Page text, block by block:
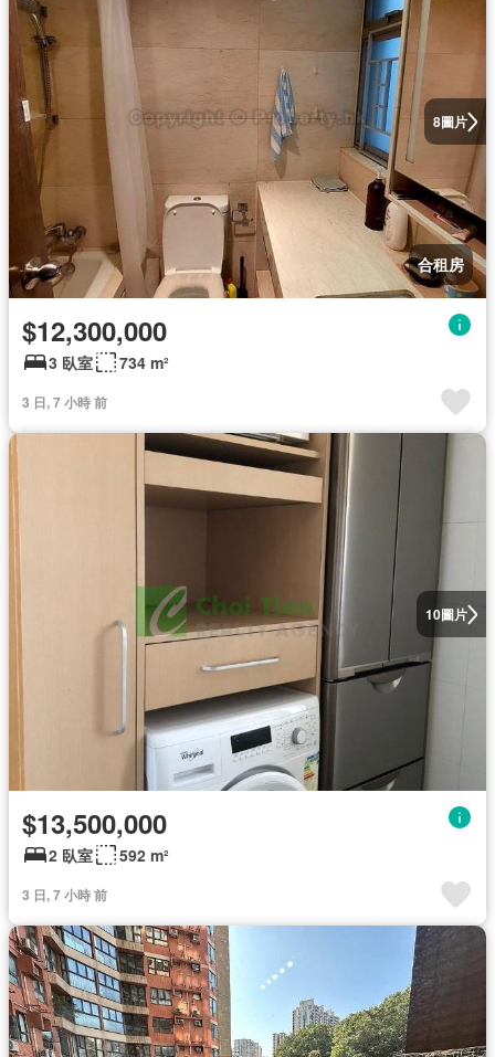
8圖片
合租房
$12,300,000
3 臥室 734 m²
3 日, 7 小時 前
10圖片
$13,500,000
2 臥室 592 m²
3 日, 7 小時 前